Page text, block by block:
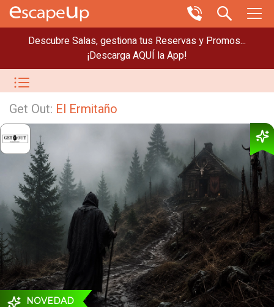
Descubre Salas, gestiona tus Reservas y Promos...
¡Descarga AQUÍ la App!
Get Out: El Ermitaño
NOVEDAD